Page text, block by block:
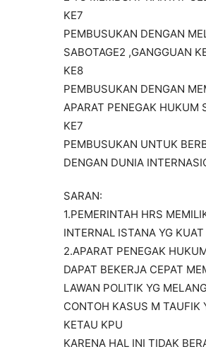
KE7
PEMBUSUKAN DENGAN
SABOTAGE2 ,GANGGUAN
KE8
PEMBUSUKAN DENGAN
APARAT PENEGAK HUKUM
KE7
PEMBUSUKAN UNTUK
DENGAN DUNIA
SARAN:
1.PEMERINTAH HRS
INTERNAL ISTANA YG KUAT
2.APARAT PENEGAK
DAPAT BEKERJA CEPAT
LAWAN POLITIK YG
CONTOH KASUS M TAUFIK
KETAU KPU
KARENA HAL INI TIDAK